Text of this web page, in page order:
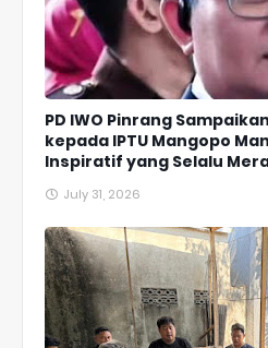
PD IWO Pinrang
kepada IPTU Mangopo
Inspiratif yang Selalu
July 31, 2026